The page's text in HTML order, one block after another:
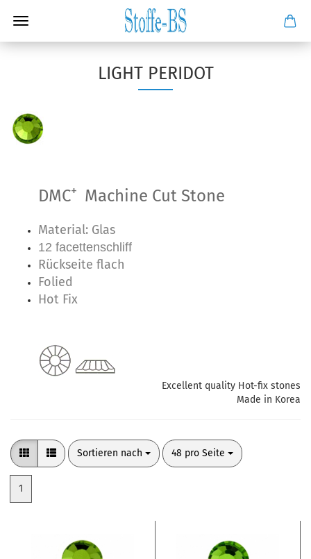
LIGHT PERIDOT
DMC+ Machine Cut Stone
Material: Glas
12 facettenschliff
Rückseite flach
Folied
Hot Fix
Excellent quality Hot-fix stones
Made in Korea
Sortieren nach
Sortieren nach 48 pro Seite
pro Seite
1